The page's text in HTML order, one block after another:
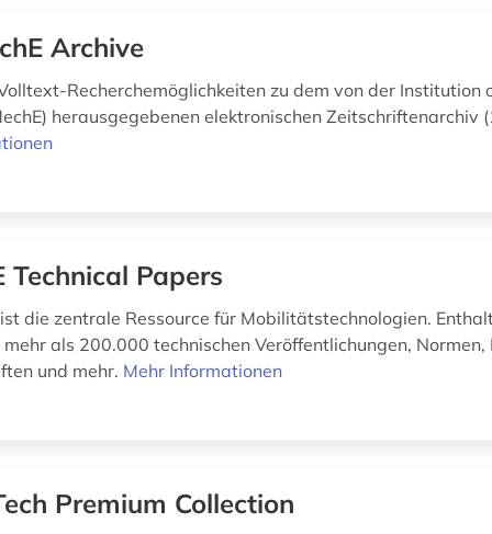
Archive
Recherchemöglichkeiten zu dem von der Institution
herausgegebenen elektronischen Zeitschriftenarchiv
Technical Papers
die zentrale Ressource für Mobilitätstechnologien.
als 200.000 technischen Veröffentlichungen, Normen,
und mehr. Mehr Informationen
Premium Collection